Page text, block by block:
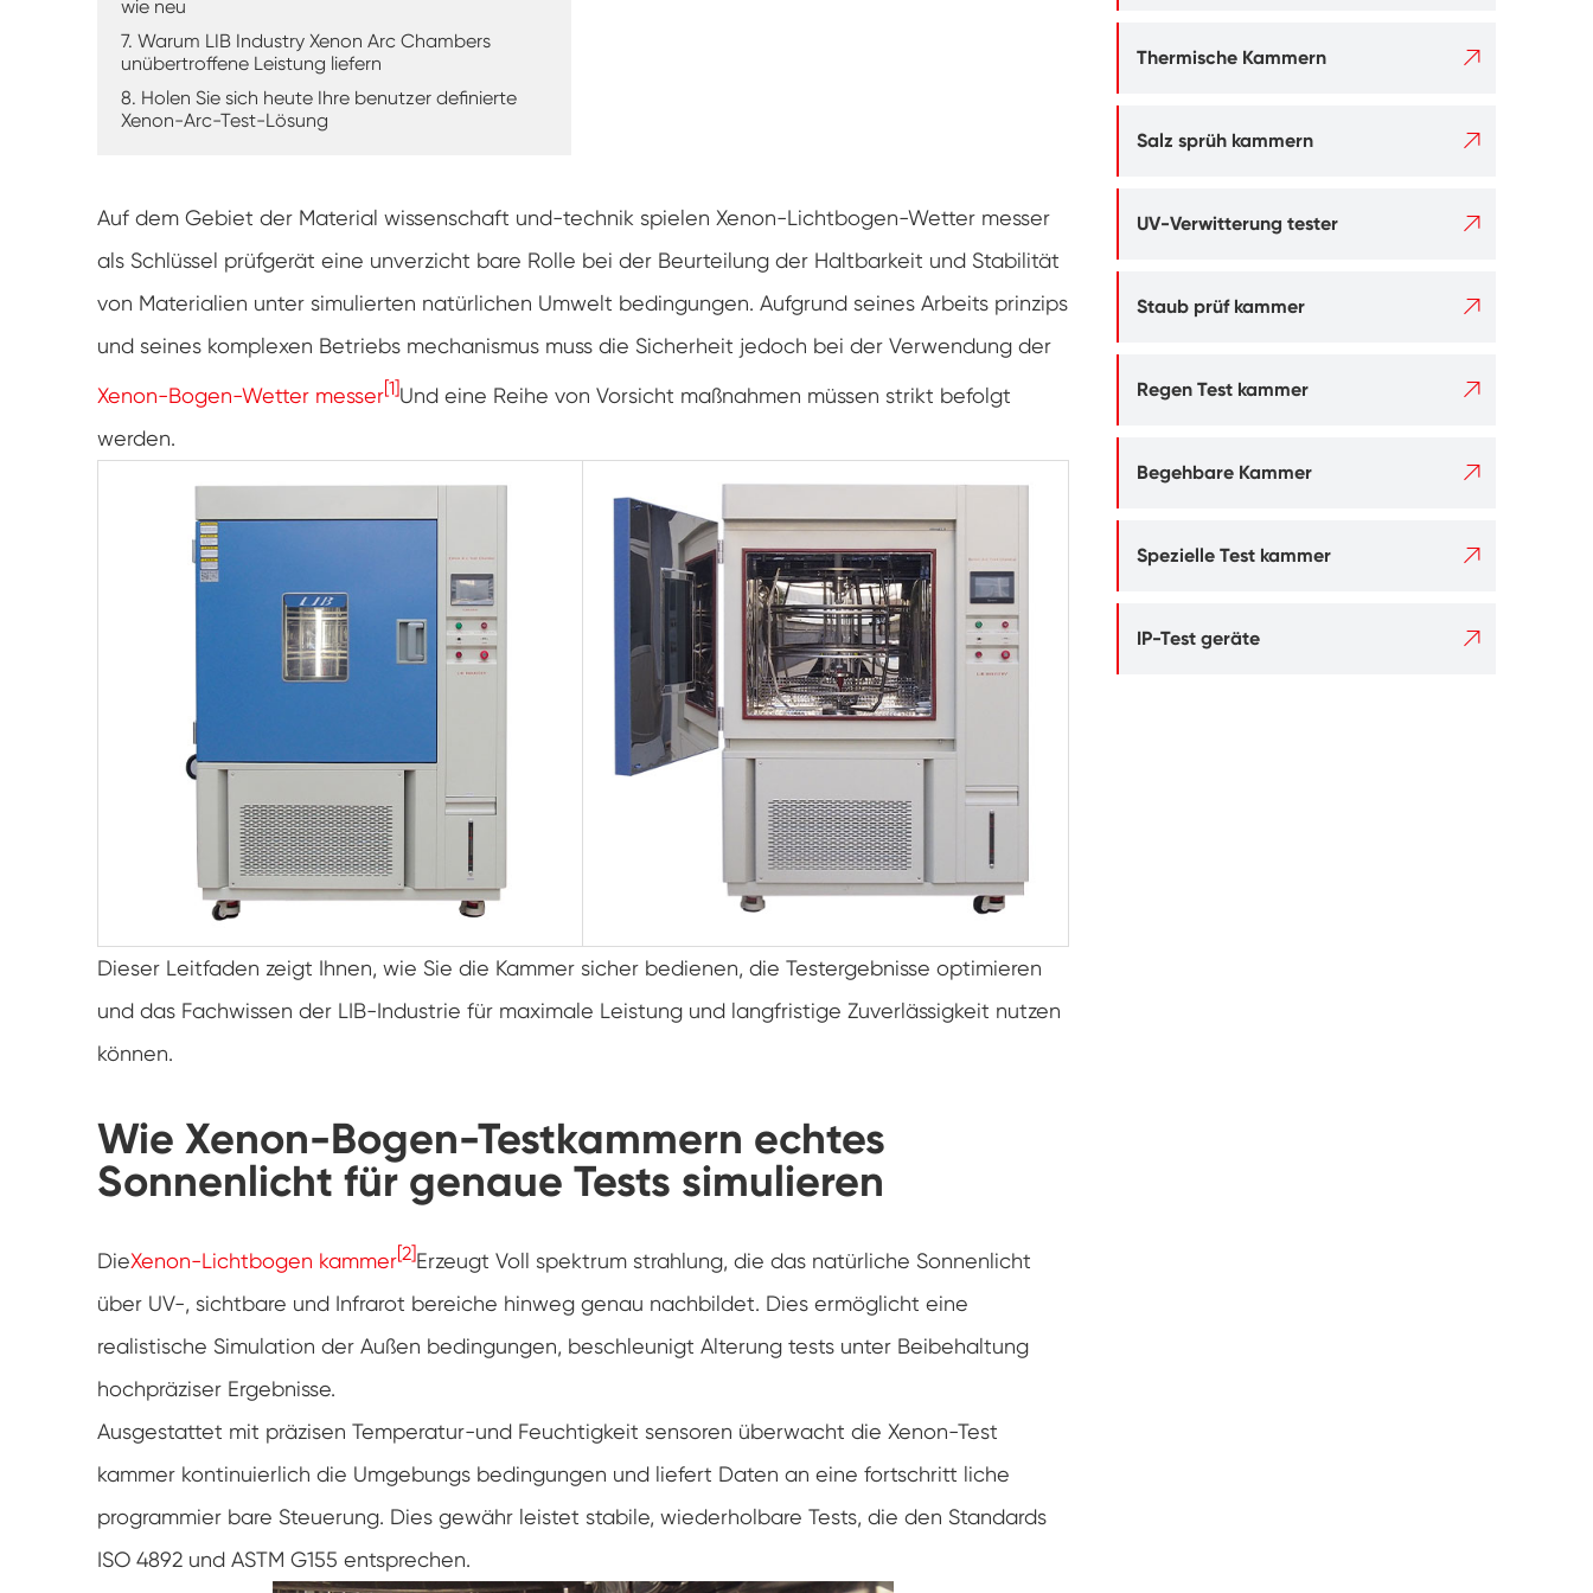
Spritzwasser-Test gerät
Explosions geschützte Batterie Thermische
Industrielle Gefrier kammer
Doppelte Tür benutzer definierte
Temperatur-Feuchtigkeits-Kammer
Heiße kalte Feuchtigkeits-Kammer
Haltbarkeit prüfungs kammer
Kombinierte Salz sprüh-und Klima test
kammer
Temperatur- und Feuchtegesteuerte
Umweltkonditionierungseinheit
Temperatur-und Niederluftdruck-Prüf
Temperatur-Umwelt simulations kammer
Nass-Glühbirnen-Gaze für Temperatur-
Feuchtigkeits-Kammern
Vielseitige Umwelt prüfungs kammer
Konstante Temperatur kammer
Konstante Temperatur-und Feuchtigkeits-
Test-Kammer
Hydrolyse-Alterung prüfung Stabilitäts
kammer
Luft feuchtigkeit Kammer
wie neu
7. Warum LIB Industry Xenon Arc Chambers
unübertroffene Leistung liefern
8. Holen Sie sich heute Ihre benutzer definierte
Xenon-Arc-Test-Lösung
Auf dem Gebiet der Material wissenschaft und-technik spielen Xenon-Lichtbogen-Wetter messer
als Schlüssel prüfgerät eine unverzicht bare Rolle bei der Beurteilung der Haltbarkeit und Stabilität
von Materialien unter simulierten natürlichen Umwelt bedingungen. Aufgrund seines Arbeits prinzips
und seines komplexen Betriebs mechanismus muss die Sicherheit jedoch bei der Verwendung der
Xenon-Bogen-Wetter messer[1]Und eine Reihe von Vorsicht maßnahmen müssen strikt befolgt
werden.
Dieser Leitfaden zeigt Ihnen, wie Sie die Kammer sicher bedienen, die Testergebnisse optimieren
und das Fachwissen der LIB-Industrie für maximale Leistung und langfristige Zuverlässigkeit nutzen
können.
Wie Xenon-Bogen-Testkammern echtes
Sonnenlicht für genaue Tests simulieren
DieXenon-Lichtbogen kammer[2]Erzeugt Voll spektrum strahlung, die das natürliche Sonnenlicht
über UV-, sichtbare und Infrarot bereiche hinweg genau nachbildet. Dies ermöglicht eine
realistische Simulation der Außen bedingungen, beschleunigt Alterung tests unter Beibehaltung
hochpräziser Ergebnisse.
Ausgestattet mit präzisen Temperatur-und Feuchtigkeit sensoren überwacht die Xenon-Test
kammer kontinuierlich die Umgebungs bedingungen und liefert Daten an eine fortschritt liche
programmier bare Steuerung. Dies gewähr leistet stabile, wiederholbare Tests, die den Standards
ISO 4892 und ASTM G155 entsprechen.
Thermische Kammern 
Salz sprüh kammern 
UV-Verwitterung tester 
Staub prüf kammer 
Regen Test kammer 
Begehbare Kammer 
Spezielle Test kammer 
IP-Test geräte 